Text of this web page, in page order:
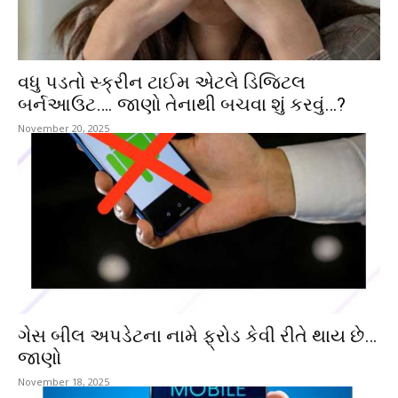
વધુ પડતો સ્ક્રીન ટાઈમ એટલે ડિજિટલ
બર્નઆઉટ…. જાણો તેનાથી બચવા શું કરવું…?
November 20, 2025
ગેસ બીલ અપડેટના નામે ફ્રોડ કેવી રીતે થાય છે…
જાણો
November 18, 2025